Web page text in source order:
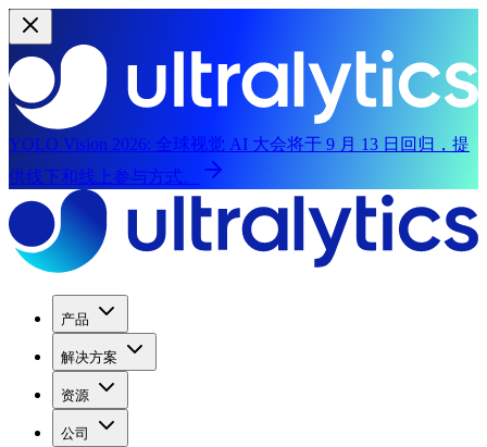
YOLO Vision 2026: 全球视觉 AI 大会将于 9 月 13 日回归，提
供线下和线上参与方式。
产品
解决方案
资源
公司